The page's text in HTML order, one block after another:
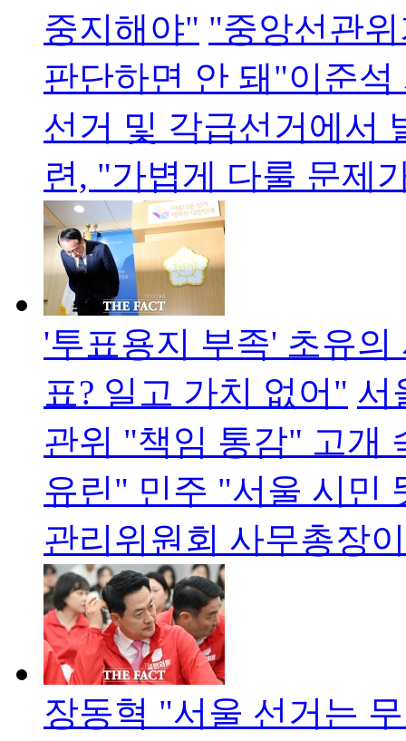
중지해야" "중앙선관
판단하면 안 돼"이준
선거 및 각급선거에서
련, "가볍게 다룰 문제
'투표용지 부족' 초유
표? 일고 가치 없어" 서
관위 "책임 통감" 고개
유린" 민주 "서울 시민
관리위원회 사무총장
장동혁 "서울 선거는